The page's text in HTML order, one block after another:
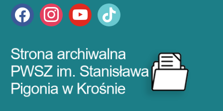
facebook instagramyoutube tiktok